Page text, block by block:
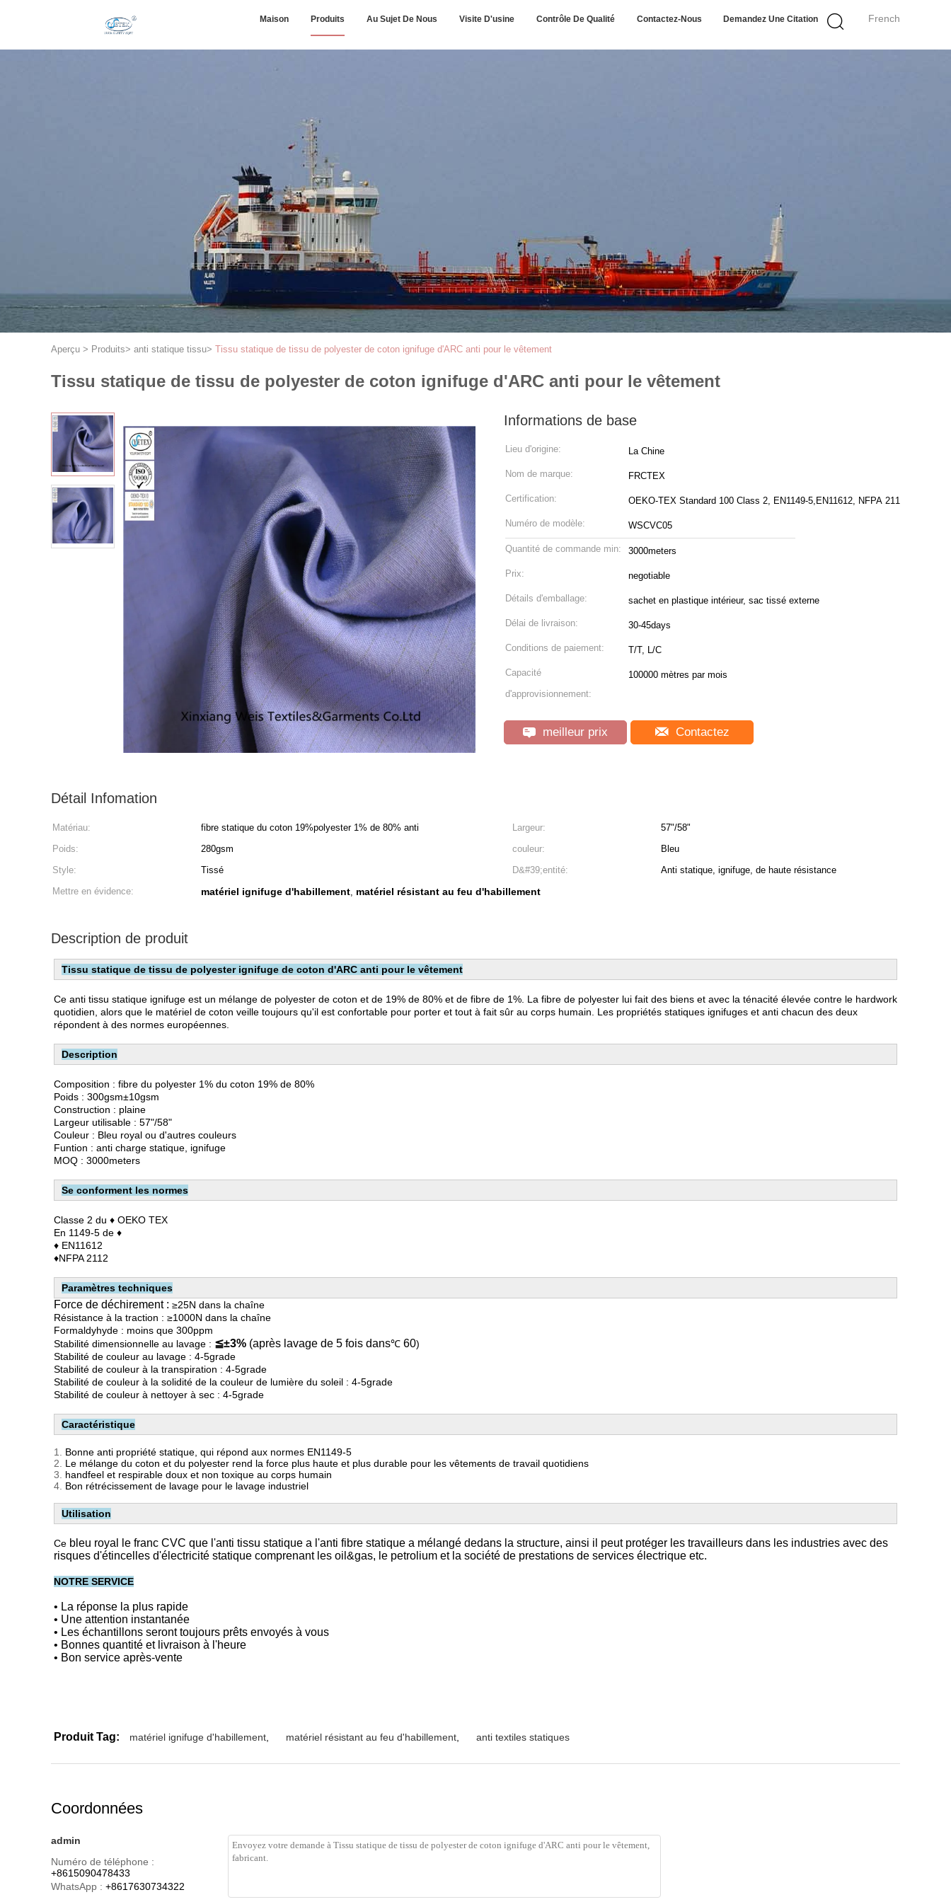
French
Maison Produits Au Sujet De Nous Visite D'usine Contrôle De Qualité Contactez-Nous Demandez Une Citation
Aperçu > Produits> anti statique tissu> Tissu statique de tissu de polyester de coton ignifuge d'ARC anti pour le vêtement
Tissu statique de tissu de polyester de coton ignifuge d'ARC anti pour le vêtement
Informations de base
Lieu d'origine: La Chine
Nom de marque: FRCTEX
Certification: OEKO-TEX Standard 100 Class 2, EN1149-5,EN11612, NFPA 2112
Numéro de modèle: WSCVC05
Quantité de commande min: 3000meters
Prix: negotiable
Détails d'emballage: sachet en plastique intérieur, sac tissé externe
Délai de livraison: 30-45days
Conditions de paiement: T/T, L/C
Capacité
d'approvisionnement:
100000 mètres par mois
meilleur prix Contactez
Détail Infomation
Matériau: fibre statique du coton 19%polyester 1% de 80% anti Largeur:
57"/58"
Poids:
280gsm couleur:
Bleu
Style:
Tissé D&#39;entité:
Anti statique, ignifuge, de haute résistance
Mettre en évidence:
matériel ignifuge d'habillement, matériel résistant au feu d'habillement
Description de produit
Tissu statique de tissu de polyester ignifuge de coton d'ARC anti pour le vêtement
Ce anti tissu statique ignifuge est un mélange de polyester de coton et de 19% de 80% et de fibre de 1%. La fibre de polyester lui fait des biens et avec la ténacité élevée contre le hardwork
quotidien, alors que le matériel de coton veille toujours qu'il est confortable pour porter et tout à fait sûr au corps humain. Les propriétés statiques ignifuges et anti chacun des deux
répondent à des normes européennes.
Description
Composition : fibre du polyester 1% du coton 19% de 80%
Poids : 300gsm±10gsm
Construction : plaine
Largeur utilisable : 57"/58"
Couleur : Bleu royal ou d'autres couleurs
Funtion : anti charge statique, ignifuge
MOQ : 3000meters
Se conforment les normes
Classe 2 du ♦ OEKO TEX
En 1149-5 de ♦
♦ EN11612
♦NFPA 2112
Paramètres techniques
Force de déchirement : ≥25N dans la chaîne
Résistance à la traction : ≥1000N dans la chaîne
Formaldyhyde : moins que 300ppm
Stabilité dimensionnelle au lavage : ≦±3% (après lavage de 5 fois dans℃ 60)
Stabilité de couleur au lavage : 4-5grade
Stabilité de couleur à la transpiration : 4-5grade
Stabilité de couleur à la solidité de la couleur de lumière du soleil : 4-5grade
Stabilité de couleur à nettoyer à sec : 4-5grade
Caractéristique
1. Bonne anti propriété statique, qui répond aux normes EN1149-5
2. Le mélange du coton et du polyester rend la force plus haute et plus durable pour les vêtements de travail quotidiens
3. handfeel et respirable doux et non toxique au corps humain
4. Bon rétrécissement de lavage pour le lavage industriel
Utilisation
Ce bleu royal le franc CVC que l'anti tissu statique a l'anti fibre statique a mélangé dedans la structure, ainsi il peut protéger les travailleurs dans les industries avec des
risques d'étincelles d'électricité statique comprenant les oil&gas, le petrolium et la société de prestations de services électrique etc.
NOTRE SERVICE
• La réponse la plus rapide
• Une attention instantanée
• Les échantillons seront toujours prêts envoyés à vous
• Bonnes quantité et livraison à l'heure
• Bon service après-vente
Produit Tag: matériel ignifuge d'habillement matériel résistant au feu d'habillement anti textiles statiques
Coordonnées
admin
Numéro de téléphone :
+8615090478433
WhatsApp : +8617630734322